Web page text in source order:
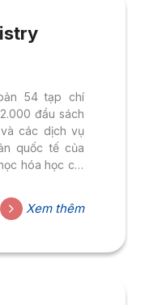
54 tạp chí
đầu sách
các dịch vụ
quốc tế của
hóa học cốt
vật liệu, y
tên bài báo,
Xem thêm